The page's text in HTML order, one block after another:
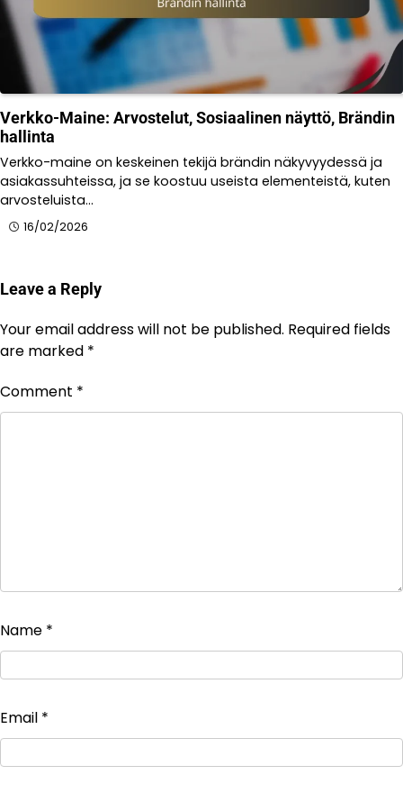
Verkko-Maine: Arvostelut, Sosiaalinen näyttö, Brändin
hallinta
Verkko-maine on keskeinen tekijä brändin näkyvyydessä ja
asiakassuhteissa, ja se koostuu useista elementeistä, kuten
arvosteluista…
16/02/2026
Leave a Reply
Your email address will not be published. Required fields
are marked *
Comment *
Name *
Email *